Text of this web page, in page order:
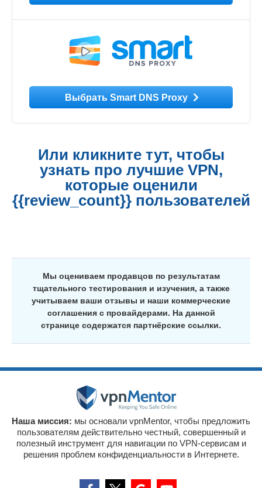
Выбрать Smart DNS Proxy
Или кликните тут, чтобы
узнать про лучшие VPN,
которые оценили
{{review_count}} пользователей
Мы оцениваем продавцов по результатам
тщательного тестирования и изучения, а также
учитываем ваши отзывы и наши коммерческие
соглашения с провайдерами. На данной
странице содержатся партнёрские ссылки.
Наша миссия: мы основали vpnMentor, чтобы предложить
пользователям действительно честный, совершенный и
полезный инструмент для навигации по VPN-сервисам и
решения проблем конфиденциальности в Интернете.